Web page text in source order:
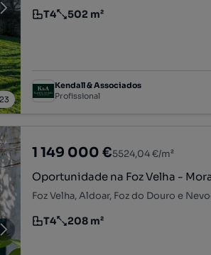
23
Tipologia
T4
Preço por metro quadrado
502 m²
Kendall & Associados
Profissional
1 149 000 €5524,04 €/m²
Oportunidade na Foz Velha -
Foz Velha, Aldoar, Foz do Douro e
Tipologia
T4
Preço por metro quadrado
208 m²